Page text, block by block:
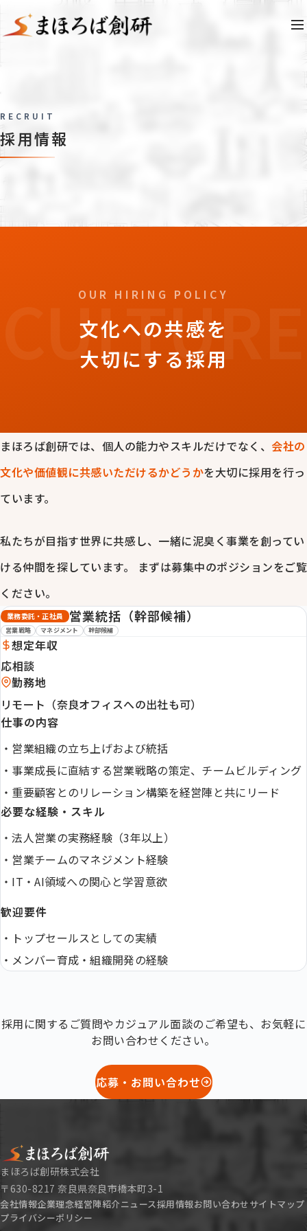
R E C R U I T
採用情報
CULTURE
OUR HIRING POLICY
文化への共感を
大切にする採用
まほろば創研では、個人の能力やスキルだけでなく、 会社の
文化や価値観に共感いただけるかどうかを大切に採用を行っ
ています。
私たちが目指す世界に共感し、一緒に泥臭く事業を創ってい
ける仲間を探しています。 まずは募集中のポジションをご覧
ください。
業務委託・正社員 営業統括（幹部候補）
営業戦略 マネジメント 幹部候補
想定年収
応相談
勤務地
リモート（奈良オフィスへの出社も可）
仕事の内容
・ 営業組織の立ち上げおよび統括
・ 事業成長に直結する営業戦略の策定、チームビルディング
・ 重要顧客とのリレーション構築を経営陣と共にリード
必要な経験・スキル
・法人営業の実務経験（3年以上）
・ 営業チームのマネジメント経験
・ IT・AI領域への関心と学習意欲
歓迎要件
・ トップセールスとしての実績
・ メンバー育成・組織開発の経験
採用に関するご質問やカジュアル面談のご希望も、お気軽に
お問い合わせください。
応募・お問い合わせ
まほろば創研株式会社
〒630-8217 奈良県奈良市橋本町3-1
会社情報企業理念経営陣紹介ニュース採用情報お問い合わせサイトマップ
プライバシーポリシー